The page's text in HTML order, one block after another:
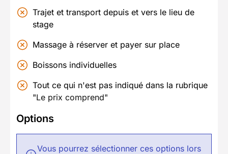
Trajet et transport depuis et vers le lieu de
stage
Massage à réserver et payer sur place
Boissons individuelles
Tout ce qui n'est pas indiqué dans la rubrique
"Le prix comprend"
Options
Vous pourrez sélectionner ces options lors